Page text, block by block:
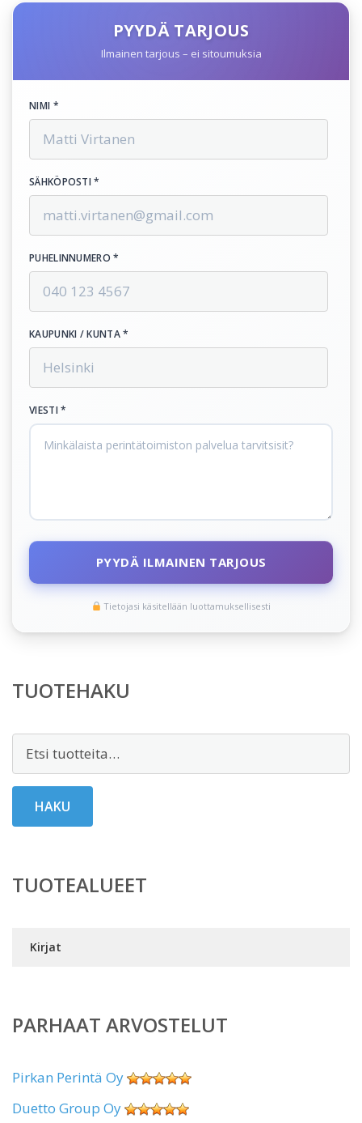
PYYDÄ TARJOUS
Ilmainen tarjous – ei sitoumuksia
NIMI *
SÄHKÖPOSTI *
PUHELINNUMERO *
KAUPUNKI / KUNTA *
VIESTI *
PYYDÄ ILMAINEN TARJOUS
Tietojasi käsitellään luottamuksellisesti
TUOTEHAKU
Etsi:
HAKU
TUOTEALUEET
Kirjat
PARHAAT ARVOSTELUT
Pirkan Perintä Oy
Duetto Group Oy